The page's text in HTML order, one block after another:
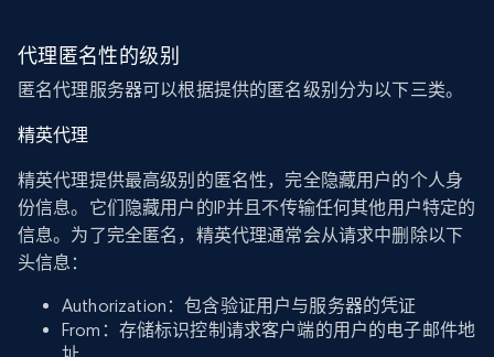
代理匿名性的级别
匿名代理服务器可以根据提供的匿名级别分为以下三类。
精英代理
精英代理提供最高级别的匿名性，完全隐藏用户的个人身
份信息。它们隐藏用户的IP并且不传输任何其他用户特定的
信息。为了完全匿名，精英代理通常会从请求中删除以下
头信息：
Authorization：包含验证用户与服务器的凭证
From：存储标识控制请求客户端的用户的电子邮件地